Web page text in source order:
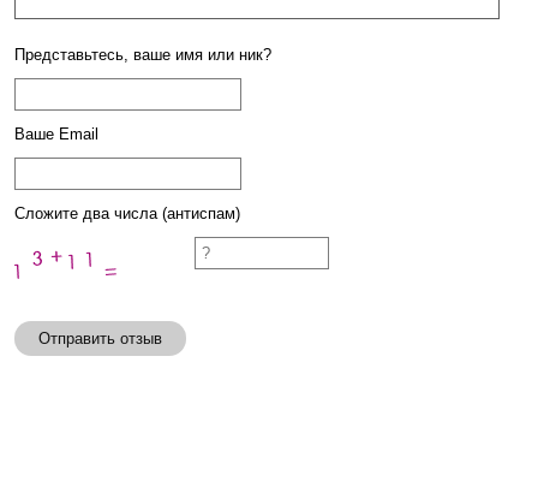
Представьтесь, ваше имя или ник?
Ваше Email
Сложите два числа (антиспам)
Отправить отзыв